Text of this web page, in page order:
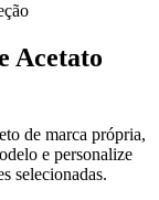
Acetato
de marca própria,
e personalize
selecionadas.